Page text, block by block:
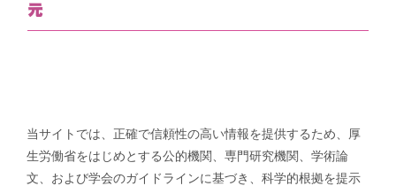
元
当サイトでは、正確で信頼性の高い情報を提供するため、厚
生労働省をはじめとする公的機関、専門研究機関、学術論
文、および学会のガイドラインに基づき、科学的根拠を提示